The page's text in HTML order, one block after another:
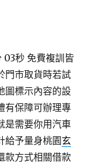
03秒 免費複訓皆
門市取貨時若試
圖標示內容的設
有保障可辦理專
是需要你用汽車
給予量身桃園玄
款方式相關借款